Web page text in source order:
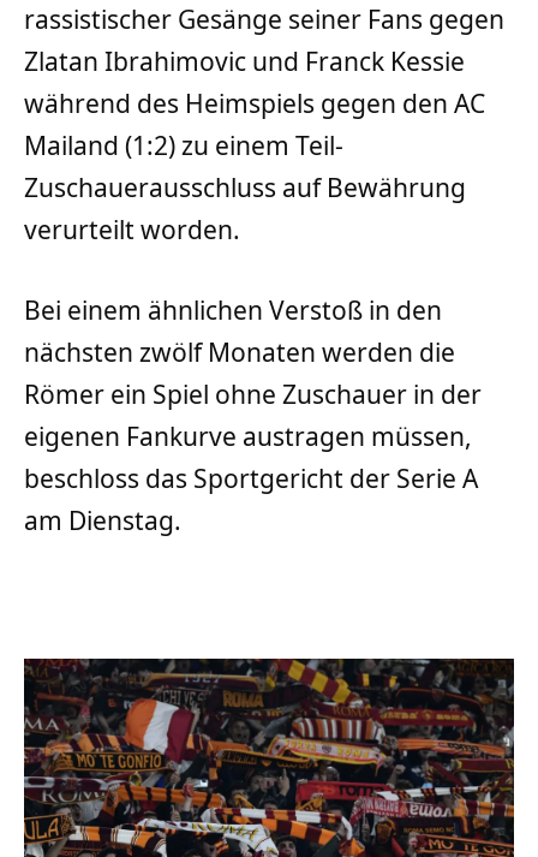
rassistischer Gesänge seiner Fans gegen
Zlatan Ibrahimovic und Franck Kessie
während des Heimspiels gegen den AC
Mailand (1:2) zu einem Teil-
Zuschauerausschluss auf Bewährung
verurteilt worden.
Bei einem ähnlichen Verstoß in den
nächsten zwölf Monaten werden die
Römer ein Spiel ohne Zuschauer in der
eigenen Fankurve austragen müssen,
beschloss das Sportgericht der Serie A
am Dienstag.